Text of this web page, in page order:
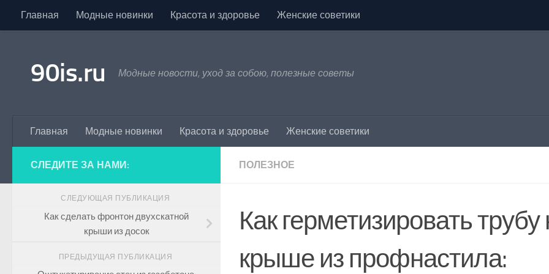
Skip to content
Главная Модные новинки Красота и здоровье Женские советики
90is.ru Модные новости, уход за собою, полезные советы
Главная Модные новинки Красота и здоровье Женские советики
ПОЛЕЗНОЕ
Как герметизировать трубу
крыше из профнастила:
СЛЕДИТЕ ЗА НАМИ:
СЛЕДУЮЩАЯ ПУБЛИКАЦИЯ
Как сделать фронтон двухскатной
крыши из досок
ПРЕДЫДУЩАЯ ПУБЛИКАЦИЯ